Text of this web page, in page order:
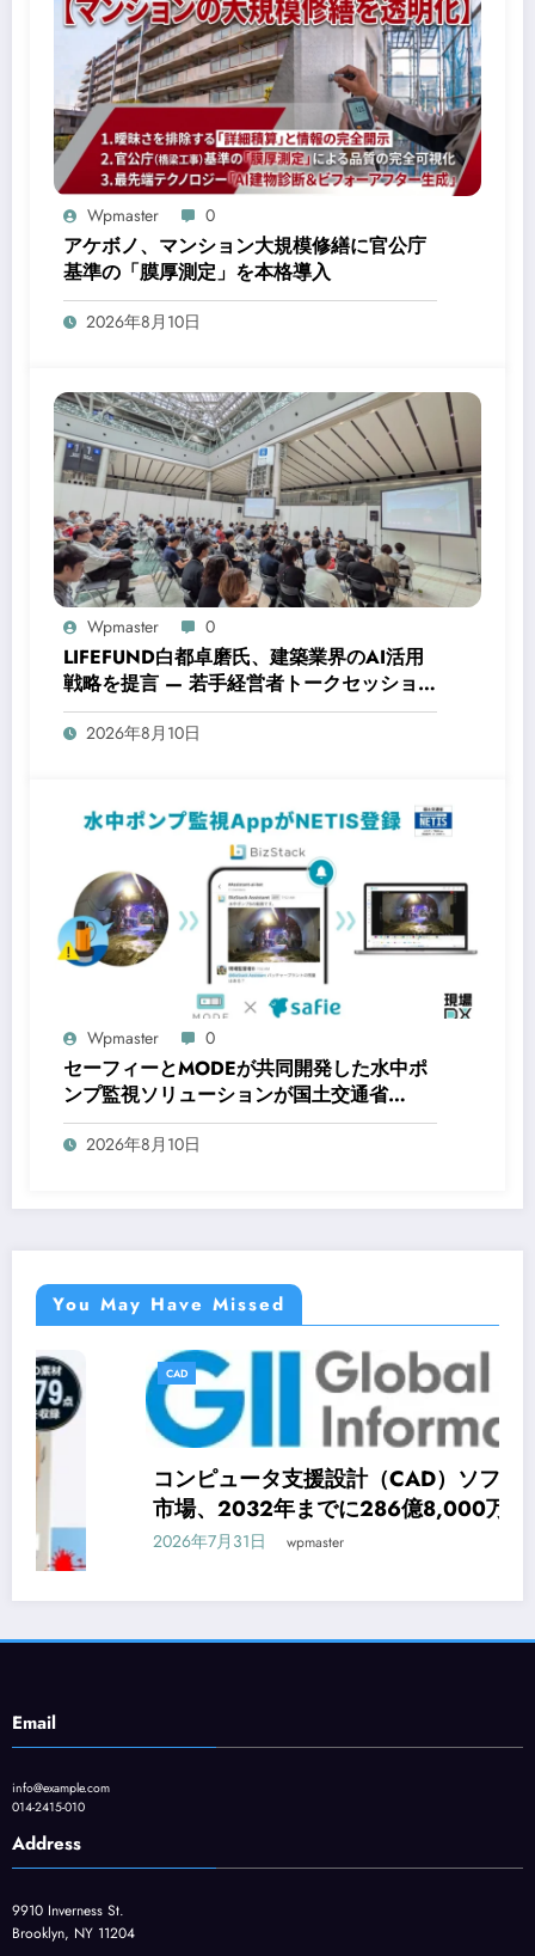
Wpmaster 0
アケボノ、マンション大規模修繕に官公庁
基準の「膜厚測定」を本格導入
2026年8月10日
Wpmaster 0
LIFEFUND白都卓磨氏、建築業界のAI活用
戦略を提言 — 若手経営者トークセッション
にて
2026年8月10日
Wpmaster 0
セーフィーとMODEが共同開発した水中ポ
ンプ監視ソリューションが国土交通省
NETISに登録
2026年8月10日
You May Have Missed
CAD
コンピュータ支援設計（CAD）ソフトウェア
市場、2032年までに286億8,000万米ドルへ
拡大予測
2026年7月31日 wpmaster
Email
info@example.com
014-2415-010
Address
9910 Inverness St.
Brooklyn, NY 11204